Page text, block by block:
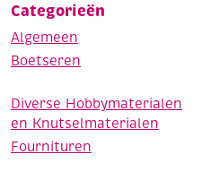
Categorieën
Algemeen
Boetseren
Diverse Hobbymaterialen
en Knutselmaterialen
Fournituren